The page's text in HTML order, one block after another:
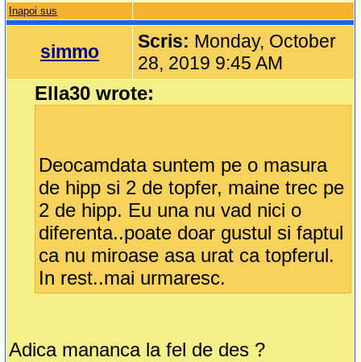
Inapoi sus
simmo Scris: Monday, October
28, 2019 9:45 AM
Ella30 wrote:
Deocamdata suntem pe o masura
de hipp si 2 de topfer, maine trec pe
2 de hipp. Eu una nu vad nici o
diferenta..poate doar gustul si faptul
ca nu miroase asa urat ca topferul.
In rest..mai urmaresc.
Adica mananca la fel de des ?